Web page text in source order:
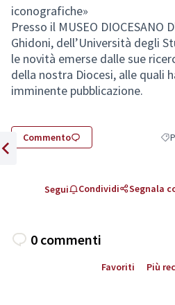
iconografiche»
Presso il MUSEO DIOCESANO
Ghidoni, dell’Università degli
le novità emerse dalle sue
della nostra Diocesi, alle quali
imminente pubblicazione.
Commento
Segui Condividi Segnala
0 commenti
Favoriti Più